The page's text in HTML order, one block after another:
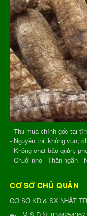
- Thu mua chính gốc tại
- Nguyên trái không vụn,
- Không chất bảo quản,
- Chuối nhỏ - Thân ngắn -
CƠ SỞ CHỦ QUẢN
CƠ SỞ KD & SX NHẬT